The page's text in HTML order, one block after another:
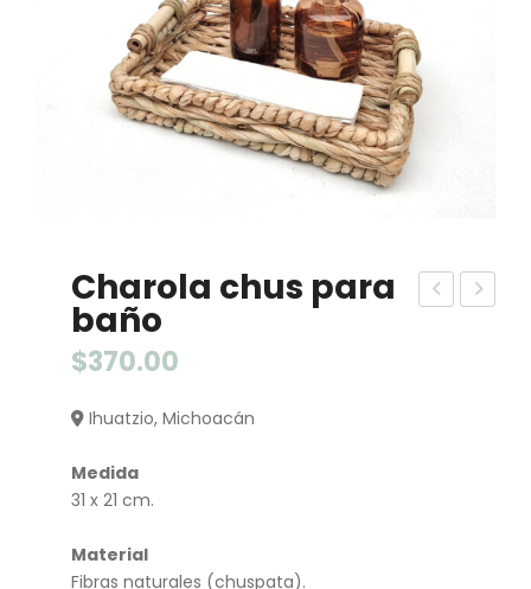
Charola chus para
baño
$370.00
Ihuatzio, Michoacán
Medida
31 x 21 cm.
Material
Fibras naturales (chuspata).